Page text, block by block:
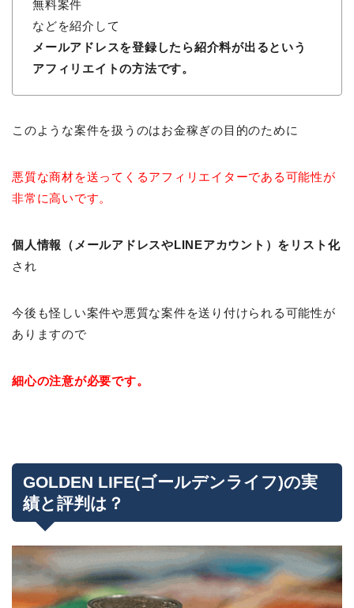
無料案件
などを紹介して
メールアドレスを登録したら紹介料が出るという
アフィリエイトの方法です。
このような案件を扱うのはお金稼ぎの目的のために
悪質な商材を送ってくるアフィリエイターである可能性が
非常に高いです。
個人情報（メールアドレスやLINEアカウント）をリスト化
され
今後も怪しい案件や悪質な案件を送り付けられる可能性が
ありますので
細心の注意が必要です。
GOLDEN LIFE(ゴールデンライフ)の実
績と評判は？